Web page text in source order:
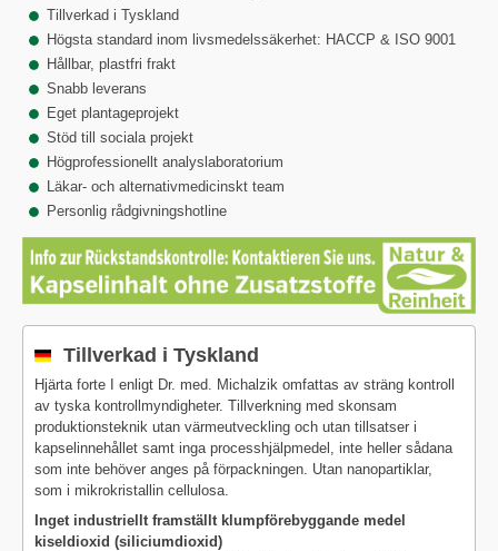
Tillverkad i Tyskland
Högsta standard inom livsmedelssäkerhet: HACCP & ISO 9001
Hållbar, plastfri frakt
Snabb leverans
Eget plantageprojekt
Stöd till sociala projekt
Högprofessionellt analyslaboratorium
Läkar- och alternativmedicinskt team
Personlig rådgivningshotline
Tillverkad i Tyskland
Hjärta forte I enligt Dr. med. Michalzik omfattas av sträng kontroll
av tyska kontrollmyndigheter. Tillverkning med skonsam
produktionsteknik utan värmeutveckling och utan tillsatser i
kapselinnehållet samt inga processhjälpmedel, inte heller sådana
som inte behöver anges på förpackningen. Utan nanopartiklar,
som i mikrokristallin cellulosa.
Inget industriellt framställt klumpförebyggande medel
kiseldioxid (siliciumdioxid)